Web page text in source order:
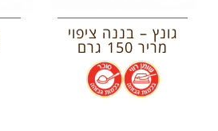
גונץ – בננה ציפוי
מריר 150 גרם
.
.